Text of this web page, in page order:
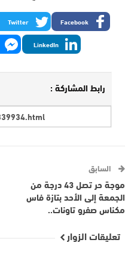
Facebook
Twitter
LinkedIn
رابط المشاركة :
السابق
موجة حر تصل 43 درجة من
الجمعة إلى الأحد بتازة فاس
مكناس صفرو تاونات..
تعليقات الزوار